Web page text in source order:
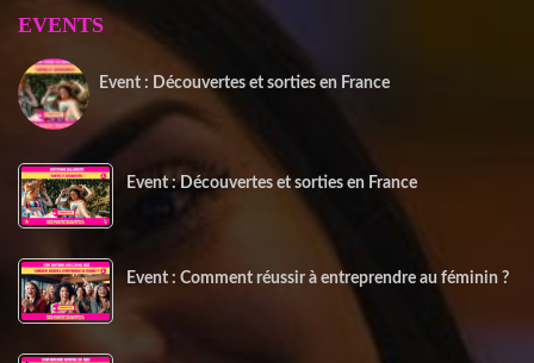
EVENTS
Event : Découvertes et sorties en France
Event : Découvertes et sorties en France
Event : Comment réussir à entreprendre au féminin ?